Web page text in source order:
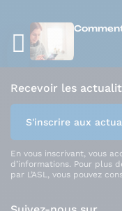
Recevoir les
S'inscrire aux
En vous inscrivant, vous
d’informations. Pour plus
par L’ASL, vous pouvez